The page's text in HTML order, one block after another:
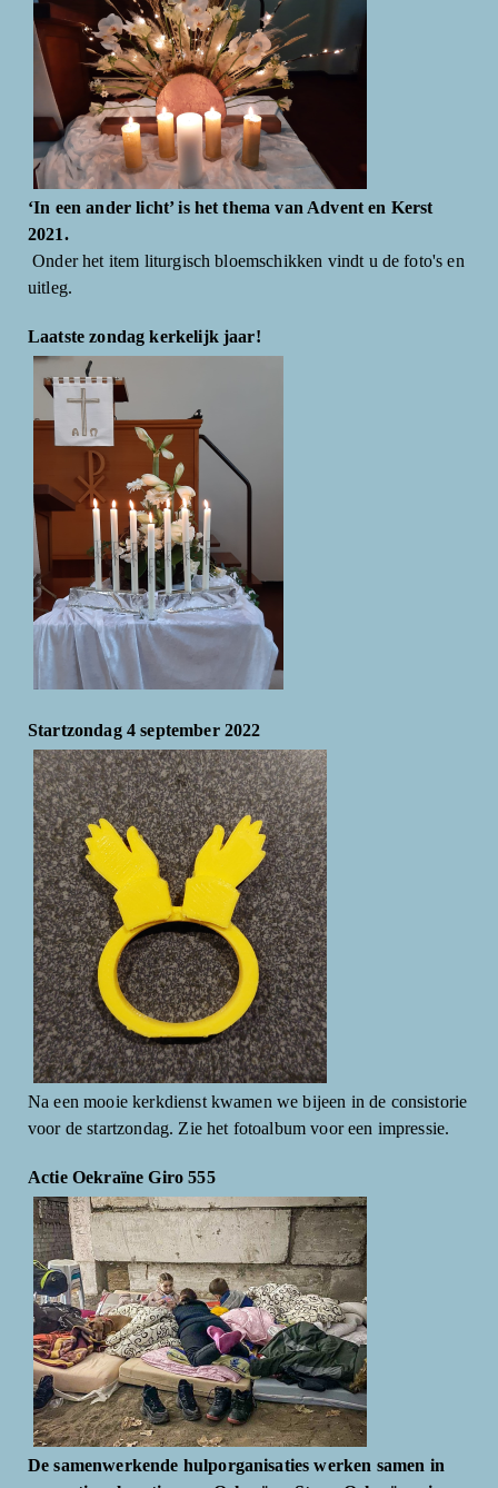
‘In een ander licht’ is het thema van Advent en Kerst
2021.
Onder het item liturgisch bloemschikken vindt u de foto's en
uitleg.
Laatste zondag kerkelijk jaar!
Startzondag 4 september 2022
Na een mooie kerkdienst kwamen we bijeen in de consistorie
voor de startzondag. Zie het fotoalbum voor een impressie.
Actie Oekraïne Giro 555
De samenwerkende hulporganisaties werken samen in